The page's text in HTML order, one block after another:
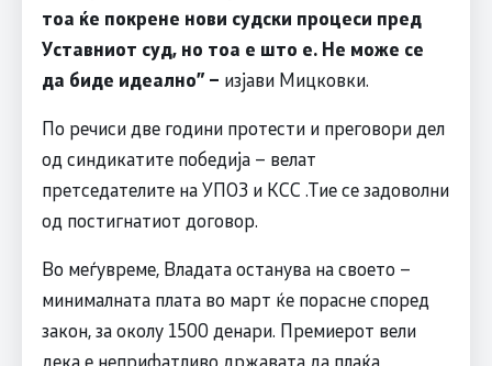
тоа ќе покрене нови судски процеси пред
Уставниот суд, но тоа е што е. Не може се
да биде идеално” – изјави Мицковки.
По речиси две години протести и преговори дел
од синдикатите победија – велат
претседателите на УПОЗ и КСС .Тие се задоволни
од постигнатиот договор.
Во меѓувреме, Владата останува на своето –
минималната плата во март ќе порасне според
закон, за околу 1500 денари. Премиерот вели
дека е неприфатливо државата да плаќа